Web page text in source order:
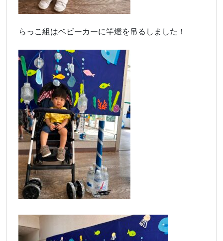
らっこ組はベビーカーに竿燈を吊るしました！